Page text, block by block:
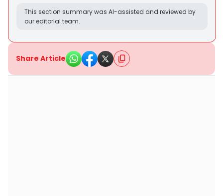
This section summary was AI-assisted and reviewed by
our editorial team.
Share Article